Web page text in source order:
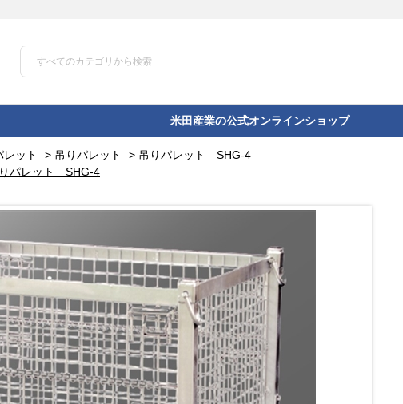
米田産業の公式オンラインショップ
レット > 吊りパレット > 吊りパレット SHG-4
パレット SHG-4